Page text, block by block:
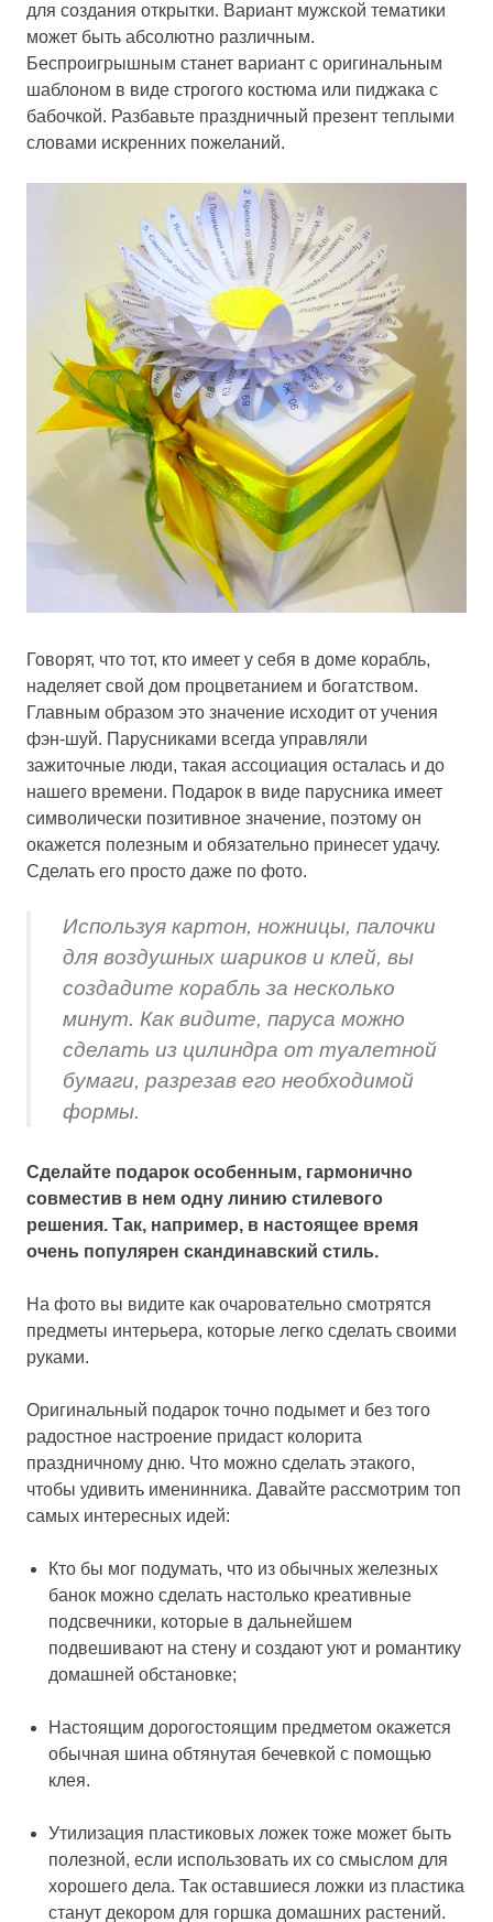
для создания открытки. Вариант мужской тематики
может быть абсолютно различным.
Беспроигрышным станет вариант с оригинальным
шаблоном в виде строгого костюма или пиджака с
бабочкой. Разбавьте праздничный презент теплыми
словами искренних пожеланий.
Говорят, что тот, кто имеет у себя в доме корабль,
наделяет свой дом процветанием и богатством.
Главным образом это значение исходит от учения
фэн-шуй. Парусниками всегда управляли
зажиточные люди, такая ассоциация осталась и до
нашего времени. Подарок в виде парусника имеет
символически позитивное значение, поэтому он
окажется полезным и обязательно принесет удачу.
Сделать его просто даже по фото.
Используя картон, ножницы, палочки
для воздушных шариков и клей, вы
создадите корабль за несколько
минут. Как видите, паруса можно
сделать из цилиндра от туалетной
бумаги, разрезав его необходимой
формы.
Сделайте подарок особенным, гармонично
совместив в нем одну линию стилевого
решения. Так, например, в настоящее время
очень популярен скандинавский стиль.
На фото вы видите как очаровательно смотрятся
предметы интерьера, которые легко сделать своими
руками.
Оригинальный подарок точно подымет и без того
радостное настроение придаст колорита
праздничному дню. Что можно сделать этакого,
чтобы удивить именинника. Давайте рассмотрим топ
самых интересных идей:
Кто бы мог подумать, что из обычных железных
банок можно сделать настолько креативные
подсвечники, которые в дальнейшем
подвешивают на стену и создают уют и романтику
домашней обстановке;
Настоящим дорогостоящим предметом окажется
обычная шина обтянутая бечевкой с помощью
клея.
Утилизация пластиковых ложек тоже может быть
полезной, если использовать их со смыслом для
хорошего дела. Так оставшиеся ложки из пластика
станут декором для горшка домашних растений.